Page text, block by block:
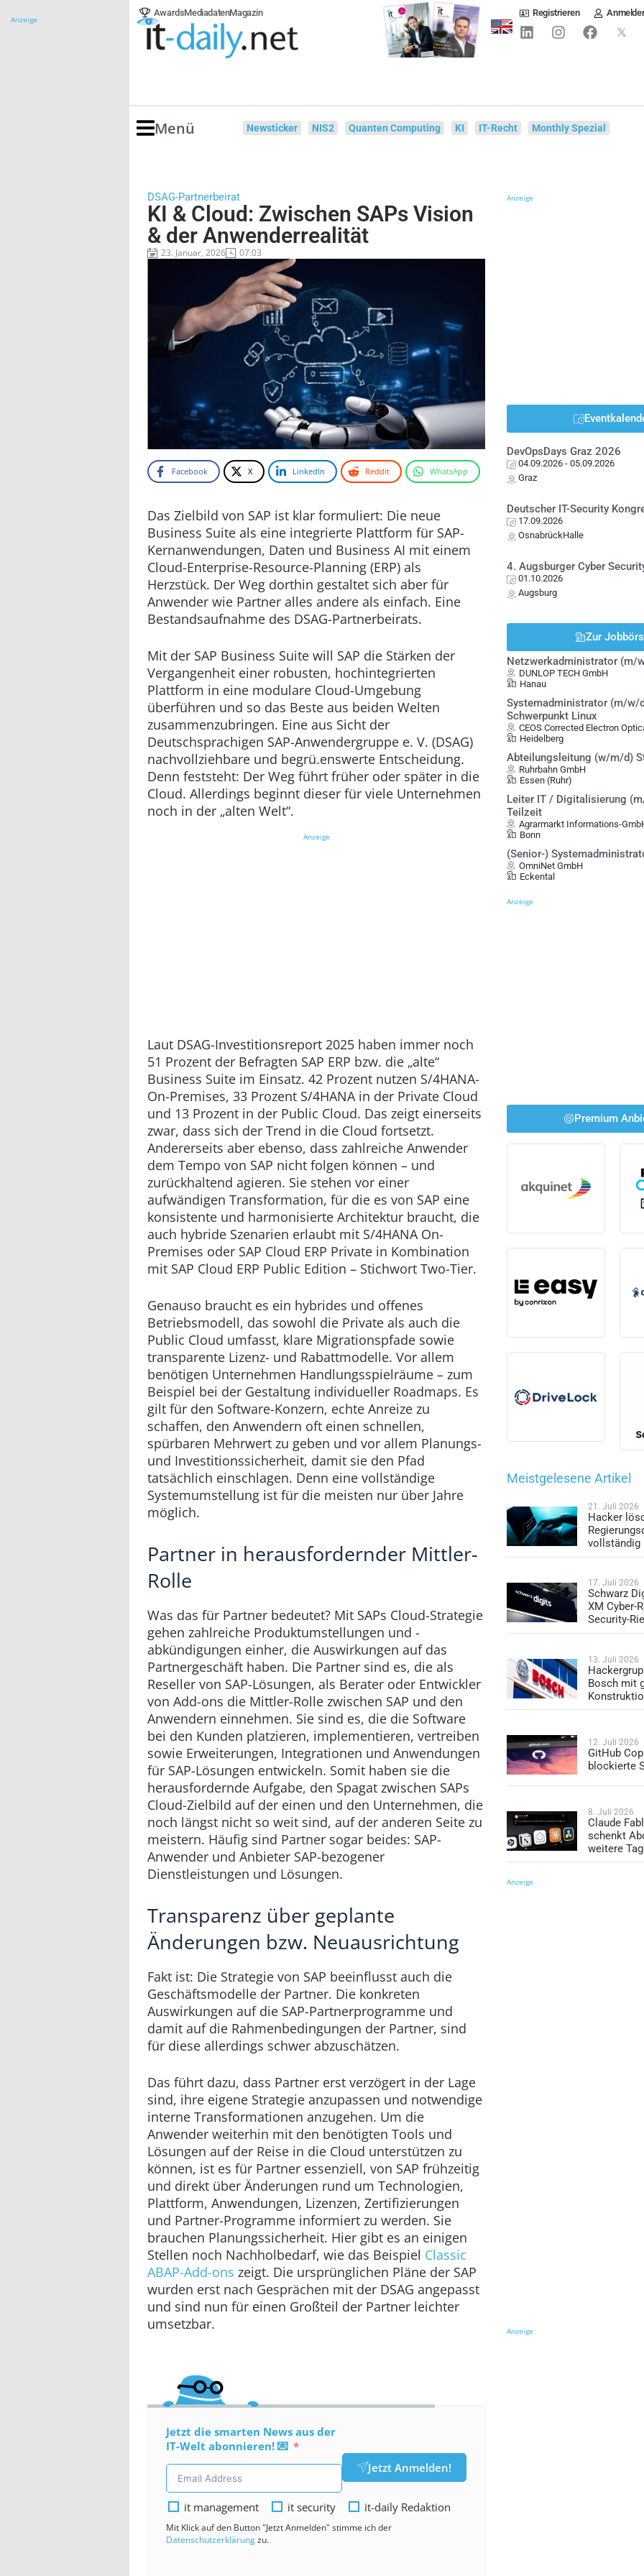
Anzeige
AwardsMediadatenMagazin Registrieren
Menü Newsticker NIS2 Quanten Computing KI IT-Recht Monthly Spezial
DSAG-Partnerbeirat
KI & Cloud: Zwischen SAPs Vision
& der Anwenderrealität
23. Januar, 2026 07:03
Facebook X LinkedIn Reddit WhatsApp
Das Zielbild von SAP ist klar formuliert: Die neue
Business Suite als eine integrierte Plattform für SAP-
Kernanwendungen, Daten und Business AI mit einem
Cloud-Enterprise-Resource-Planning (ERP) als
Herzstück. Der Weg dorthin gestaltet sich aber für
Anwender wie Partner alles andere als einfach. Eine
Bestandsaufnahme des DSAG-Partnerbeirats.
Mit der SAP Business Suite will SAP die Stärken der
Vergangenheit einer robusten, hochintegrierten
Plattform in eine modulare Cloud-Umgebung
überführen und so das Beste aus beiden Welten
zusammenzubringen. Eine aus Sicht der
Deutschsprachigen SAP-Anwendergruppe e. V. (DSAG)
nachvollziehbare und begrü.enswerte Entscheidung.
Denn feststeht: Der Weg führt früher oder später in die
Cloud. Allerdings beginnt dieser für viele Unternehmen
noch in der „alten Welt“.
Anzeige
Laut DSAG-Investitionsreport 2025 haben immer noch
51 Prozent der Befragten SAP ERP bzw. die „alte“
Business Suite im Einsatz. 42 Prozent nutzen S/4HANA-
On-Premises, 33 Prozent S/4HANA in der Private Cloud
und 13 Prozent in der Public Cloud. Das zeigt einerseits
zwar, dass sich der Trend in die Cloud fortsetzt.
Andererseits aber ebenso, dass zahlreiche Anwender
dem Tempo von SAP nicht folgen können – und
zurückhaltend agieren. Sie stehen vor einer
aufwändigen Transformation, für die es von SAP eine
konsistente und harmonisierte Architektur braucht, die
auch hybride Szenarien erlaubt mit S/4HANA On-
Premises oder SAP Cloud ERP Private in Kombination
mit SAP Cloud ERP Public Edition – Stichwort Two-Tier.
Genauso braucht es ein hybrides und offenes
Betriebsmodell, das sowohl die Private als auch die
Public Cloud umfasst, klare Migrationspfade sowie
transparente Lizenz- und Rabattmodelle. Vor allem
benötigen Unternehmen Handlungsspielräume – zum
Beispiel bei der Gestaltung individueller Roadmaps. Es
gilt für den Software-Konzern, echte Anreize zu
schaffen, den Anwendern oft einen schnellen,
spürbaren Mehrwert zu geben und vor allem Planungs-
und Investitionssicherheit, damit sie den Pfad
tatsächlich einschlagen. Denn eine vollständige
Systemumstellung ist für die meisten nur über Jahre
möglich.
Partner in herausfordernder Mittler-
Rolle
Was das für Partner bedeutet? Mit SAPs Cloud-Strategie
gehen zahlreiche Produktumstellungen und -
abkündigungen einher, die Auswirkungen auf das
Partnergeschäft haben. Die Partner sind es, die als
Reseller von SAP-Lösungen, als Berater oder Entwickler
von Add-ons die Mittler-Rolle zwischen SAP und den
Anwendern einnehmen. Sie sind es, die die Software
bei den Kunden platzieren, implementieren, vertreiben
sowie Erweiterungen, Integrationen und Anwendungen
für SAP-Lösungen entwickeln. Somit haben sie die
herausfordernde Aufgabe, den Spagat zwischen SAPs
Cloud-Zielbild auf der einen und den Unternehmen, die
noch längst nicht so weit sind, auf der anderen Seite zu
meistern. Häufig sind Partner sogar beides: SAP-
Anwender und Anbieter SAP-bezogener
Dienstleistungen und Lösungen.
Transparenz über geplante
Änderungen bzw. Neuausrichtung
Fakt ist: Die Strategie von SAP beeinflusst auch die
Geschäftsmodelle der Partner. Die konkreten
Auswirkungen auf die SAP-Partnerprogramme und
damit auf die Rahmenbedingungen der Partner, sind
für diese allerdings schwer abzuschätzen.
Das führt dazu, dass Partner erst verzögert in der Lage
sind, ihre eigene Strategie anzupassen und notwendige
interne Transformationen anzugehen. Um die
Anwender weiterhin mit den benötigten Tools und
Lösungen auf der Reise in die Cloud unterstützen zu
können, ist es für Partner essenziell, von SAP frühzeitig
und direkt über Änderungen rund um Technologien,
Plattform, Anwendungen, Lizenzen, Zertifizierungen
und Partner-Programme informiert zu werden. Sie
brauchen Planungssicherheit. Hier gibt es an einigen
Stellen noch Nachholbedarf, wie das Beispiel Classic
ABAP-Add-ons zeigt. Die ursprünglichen Pläne der SAP
wurden erst nach Gesprächen mit der DSAG angepasst
und sind nun für einen Großteil der Partner leichter
umsetzbar.
Jetzt die smarten News aus der
IT-Welt abonnieren! 💌
Jetzt Anmelden!
it management it security it-daily Redaktion
Mit Klick auf den Button "Jetzt Anmelden" stimme ich der
Datenschutzerklärungzu.
Anzeige
DevOpsDays Graz 2026
04.09.2026 - 05.09.2026
Graz
Deutscher IT-Security
17.09.2026
OsnabrückHalle
4. Augsburger Cyber
01.10.2026
Augsburg
Zur
Netzwerkadministrator (m/
DUNLOP TECH GmbH
Hanau
Systemadministrator (m/w/
Schwerpunkt Linux
CEOS Corrected Electron
Heidelberg
Abteilungsleitung (w/m/d)
Ruhrbahn GmbH
Essen (Ruhr)
Leiter IT / Digitalisierung
Teilzeit
Agrarmarkt Informations-
Bonn
(Senior-)
OmniNet GmbH
Eckental
Anzeige
Premium
Meistgelesene Artikel
21. Juli 2026
Hacker
vollständig
17. Juli 2026
Schwarz
XM Cyber-
Security-
13. Juli 2026
Bosch mit
12. Juli 2026
GitHub
blockierte
8. Juli 2026
Claude
schenkt
weitere
Anzeige
Anzeige